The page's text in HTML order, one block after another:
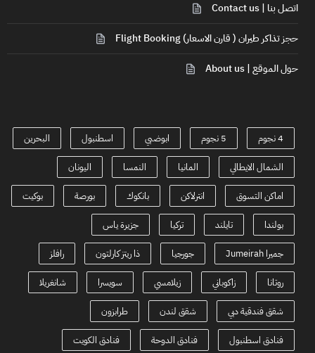
اتصل بنا | Contact us
حجز تذاكر طيران ( قارن الاسعار) Flight Booking
حول الموقع | About us
4 نجوم 5 نجوم ابوضبي اسطنبول البحرين
الشمال الايطالي المانيا النمسا اليونان
اماكن التسوق انترلاكن بانكوك بورصة بوكيت
بولندا تايلند تركيا جزيرة ياس
جميرا Jumeirah جورجيا ذا ريتز كارلتون رافلز
روتانا زاكوباني زيلامسي سويسرا شانغريلا
شقق فندقية دبي شقق لندن طرابزون
فنادق اسطنبول فنادق الدوحة فنادق الكويت